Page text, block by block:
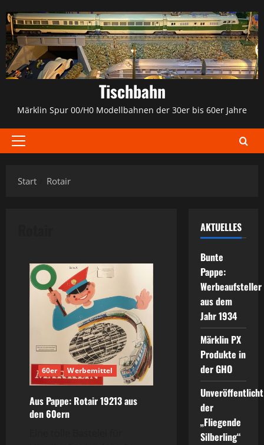
Inhalt
springen
Tischbahn
Märklin Spur 00/H0 Modellbahnen der 30er bis 60er Jahre
Primäres
Start
Rotair
60er Werbemittel
Aus Pappe: Rotair 19213 aus
den 60ern
AKTUELLES
Bunte
Pappe:
Werbeaufsteller
aus dem
Jahr 1934
Märklin PX
Produkte in
der GHO
der
„Fliegende
Silberling“